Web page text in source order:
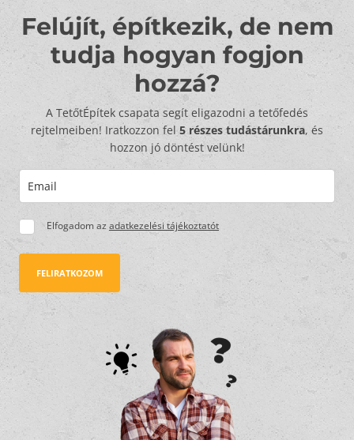
Felújít, építkezik, de nem
tudja hogyan fogjon
hozzá?
A TetőtÉpítek csapata segít eligazodni a tetőfedés
rejtelmeiben! Iratkozzon fel 5 részes tudástárunkra, és
hozzon jó döntést velünk!
Elfogadom az adatkezelési tájékoztatót
FELIRATKOZOM